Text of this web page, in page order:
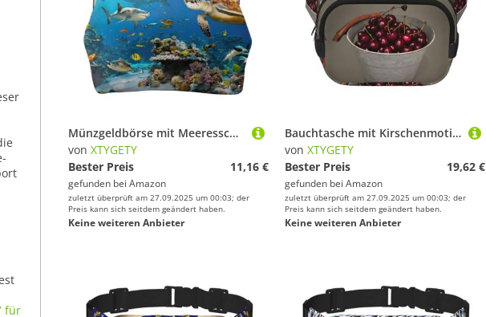
für
Münzgeldbörse mit Meeresschildkröten-Druck, für Damen, kleine Beutel mit Kussschloss, für Münzen, Karten, kleine Gegenstände
von XTYGETY
Bester Preis
11,16 €
gefunden bei Amazon
zuletzt überprüft am 27.09.2025 um 00:03; der
Preis kann sich seitdem geändert haben.
Keine weiteren Anbieter
Bauchtasche mit Kirschenmotiv, für Damen und Herren, mit verstellbarem Gurt, für Reisen, Wandern, Radfahren
von XTYGETY
Bester Preis
19,62 €
gefunden bei Amazon
zuletzt überprüft am 27.09.2025 um 00:03; der
Preis kann sich seitdem geändert haben.
Keine weiteren Anbieter